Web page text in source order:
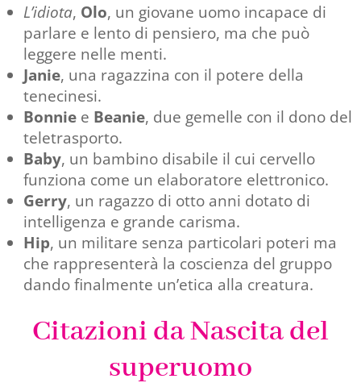
L’idiota, Olo, un giovane uomo incapace di
parlare e lento di pensiero, ma che può
leggere nelle menti.
Janie, una ragazzina con il potere della
tenecinesi.
Bonnie e Beanie, due gemelle con il dono del
teletrasporto.
Baby, un bambino disabile il cui cervello
funziona come un elaboratore elettronico.
Gerry, un ragazzo di otto anni dotato di
intelligenza e grande carisma.
Hip, un militare senza particolari poteri ma
che rappresenterà la coscienza del gruppo
dando finalmente un’etica alla creatura.
Citazioni da Nascita del
superuomo